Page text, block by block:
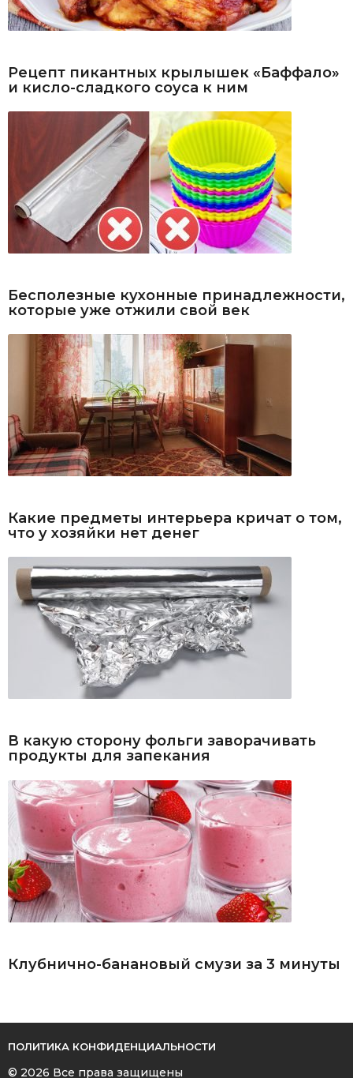
Рецепт пикантных крылышек «Баффало»
и кисло-сладкого соуса к ним
Бесполезные кухонные принадлежности,
которые уже отжили свой век
Какие предметы интерьера кричат о том,
что у хозяйки нет денег
В какую сторону фольги заворачивать
продукты для запекания
Клубнично-банановый смузи за 3 минуты
ПОЛИТИКА КОНФИДЕНЦИАЛЬНОСТИ
© 2026 Все права защищены